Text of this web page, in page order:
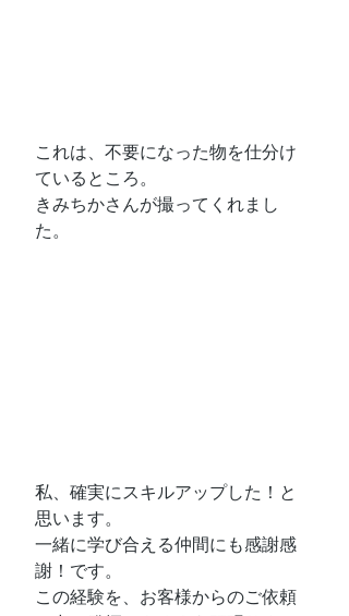
これは、不要になった物を仕分け
ているところ。
きみちかさんが撮ってくれまし
た。
私、確実にスキルアップした！と
思います。
一緒に学び合える仲間にも感謝感
謝！です。
この経験を、お客様からのご依頼